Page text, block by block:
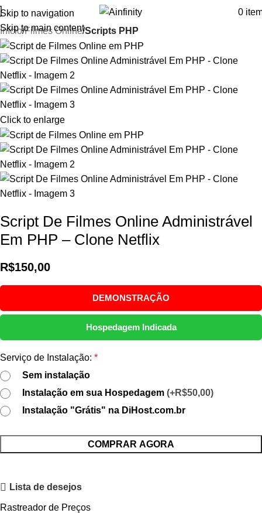
Skip to navigation
Skip to main content
0
Início Filmes Online Scripts PHP
Click to enlarge
Script De Filmes Online Administrável
Em PHP – Clone Netflix
R$150,00
DEMONSTRAÇÃO
Hospedagem Indicada
Serviço de Instalação: *
Sem instalação
Instalação em sua Hospedagem (+R$50,00)
Instalação "Grátis" na DiHost.com.br
COMPRAR AGORA
Lista de desejos
Rastreador de Preços